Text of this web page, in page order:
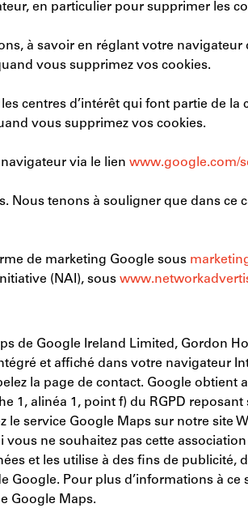
en particulier pour supprimer les
à savoir en réglant votre
vous supprimez vos cookies.
centres d’intérêt qui font partie de
vous supprimez vos cookies.
via le lien www.google.com/
Nous tenons à souligner que dans
de marketing Google sous
(NAI), sous
de Google Ireland Limited, Gordon
et affiché dans votre navigateur
la page de contact. Google obtient
1, alinéa 1, point f) du RGPD
service Google Maps sur notre site
ne souhaitez pas cette
et les utilise à des fins de
Google. Pour plus d’informations à
Google Maps.